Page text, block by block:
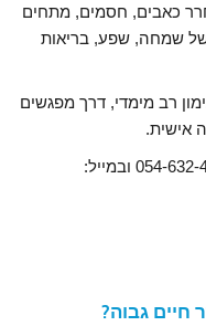
כאבים, חסמים, מתחים
של שמחה, שפע, בריאות
רב מימדי, דרך מפגשים
אישית.
אשמח לענות על כל שאלה בטלפון: 054-632-4422 ובמייל:
חיים גבוה?